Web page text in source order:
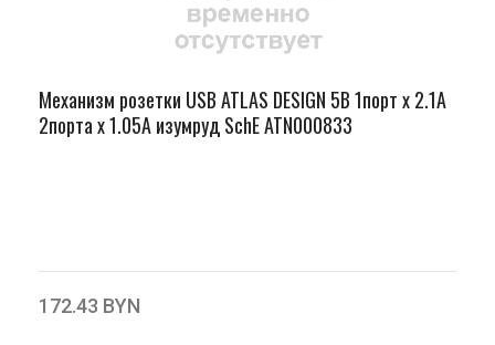
Механизм розетки USB ATLAS DESIGN 5В 1порт х 2.1А
2порта х 1.05А изумруд SchE ATN000833
172.43 BYN